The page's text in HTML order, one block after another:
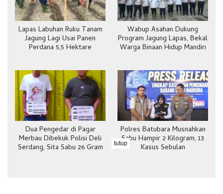
Lapas Labuhan Ruku Tanam
Jagung Lagi Usai Panen
Perdana 5,5 Hektare
Wabup Asahan Dukung
Program Jagung Lapas, Bekal
Warga Binaan Hidup Mandiri
Dua Pengedar di Pagar
Merbau Dibekuk Polisi Deli
Serdang, Sita Sabu 26 Gram
Polres Batubara Musnahkan
Sabu Hampir 2 Kilogram, 13
Kasus Sebulan
tutup